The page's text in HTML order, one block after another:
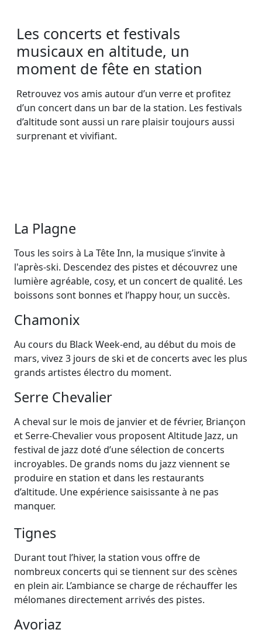
Les concerts et festivals
musicaux en altitude, un
moment de fête en station
Retrouvez vos amis autour d’un verre et profitez
d’un concert dans un bar de la station. Les festivals
d’altitude sont aussi un rare plaisir toujours aussi
surprenant et vivifiant.
La Plagne
Tous les soirs à La Tête Inn, la musique s’invite à
l'après-ski. Descendez des pistes et découvrez une
lumière agréable, cosy, et un concert de qualité. Les
boissons sont bonnes et l’happy hour, un succès.
Chamonix
Au cours du Black Week-end, au début du mois de
mars, vivez 3 jours de ski et de concerts avec les plus
grands artistes électro du moment.
Serre Chevalier
A cheval sur le mois de janvier et de février, Briançon
et Serre-Chevalier vous proposent Altitude Jazz, un
festival de jazz doté d’une sélection de concerts
incroyables. De grands noms du jazz viennent se
produire en station et dans les restaurants
d’altitude. Une expérience saisissante à ne pas
manquer.
Tignes
Durant tout l’hiver, la station vous offre de
nombreux concerts qui se tiennent sur des scènes
en plein air. L’ambiance se charge de réchauffer les
mélomanes directement arrivés des pistes.
Avoriaz